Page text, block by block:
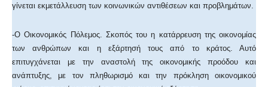
γίνεται εκμετάλλευση των κοινωνικών αντιθέσεων και προβλημάτων.
-Ο Οικονομικός Πόλεμος. Σκοπός του η κατάρρευση της οικονομίας
των ανθρώπων και η εξάρτησή τους από το κράτος. Αυτό
επιτυγχάνεται με την αναστολή της οικονομικής προόδου και
ανάπτυξης, με τον πληθωρισμό και την πρόκληση οικονομικού